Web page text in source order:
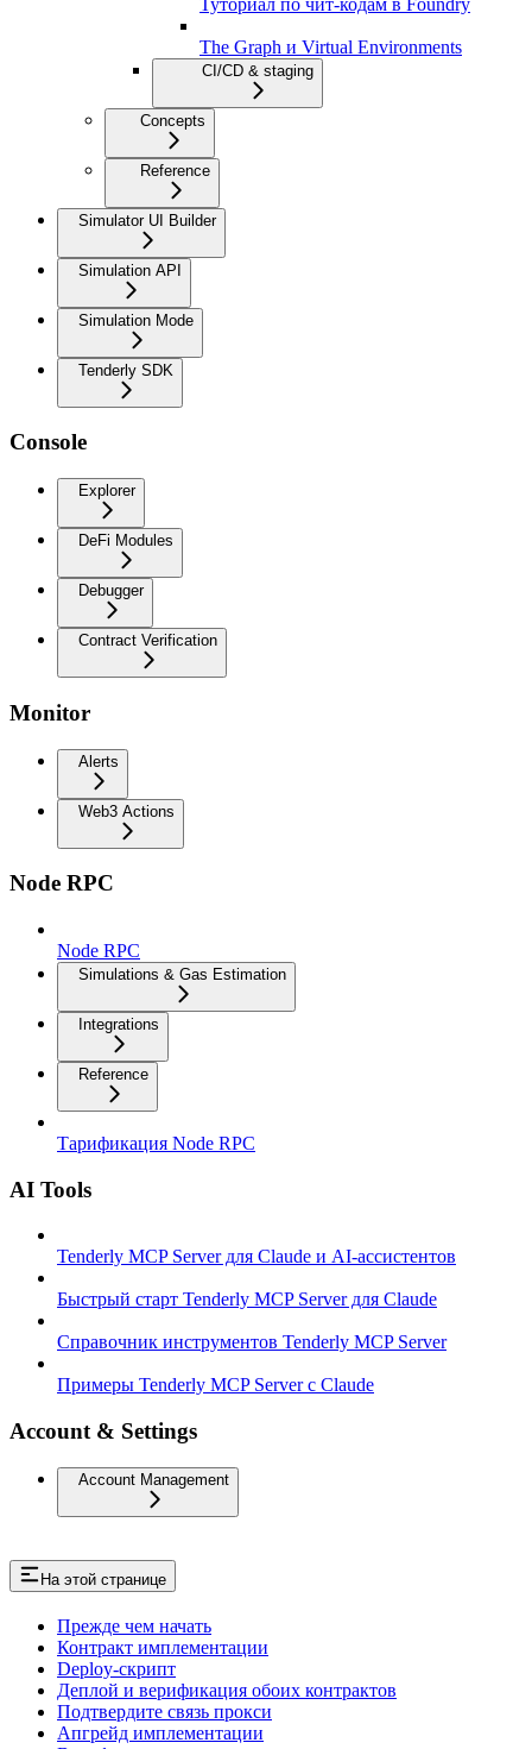
The Graph и Virtual Environments
CI/CD & staging
Concepts
Reference
Simulator UI Builder
Simulation API
Simulation Mode
Tenderly SDK
Console
Explorer
DeFi Modules
Debugger
Contract Verification
Monitor
Alerts
Web3 Actions
Node RPC
Node RPC
Simulations & Gas Estimation
Integrations
Reference
Тарификация Node RPC
AI Tools
Tenderly MCP Server для Claude и AI-ассистентов
Быстрый старт Tenderly MCP Server для Claude
Справочник инструментов Tenderly MCP Server
Примеры Tenderly MCP Server с Claude
Account & Settings
Account Management
На этой странице
Прежде чем начать
Контракт имплементации
Deploy-скрипт
Деплой и верификация обоих контрактов
Подтвердите связь прокси
Апгрейд имплементации